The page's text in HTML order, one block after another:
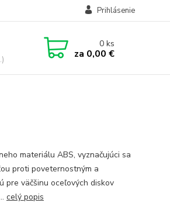
Prihlásenie
0ks
za 0,00 €
materiálu ABS, vyznačujúci sa
proti poveternostným a
pre väčšinu oceľových diskov
celý popis